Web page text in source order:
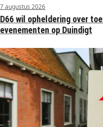
7 augustus 2026
D66 wil opheldering over
evenementen op Duindigt